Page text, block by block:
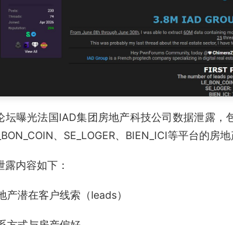
坛曝光法国IAD集团房地产科技公司数据泄露
、SE_LOGER、BIEN_ICI等平台的房地
露内容如下：
产潜在客户线索（leads）